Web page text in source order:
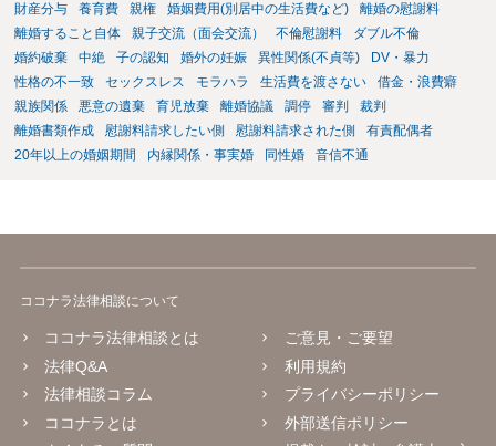
財産分与 養育費 親権 婚姻費用(別居中の生活費など)
離婚の慰謝料
離婚すること自体
親子交流（面会交流） 不倫慰謝料
ダブル不倫
婚約破棄
中絶 子の認知 婚外の妊娠 異性関係(不貞等)
DV・暴力
性格の不一致
セックスレス モラハラ 生活費を渡さない
借金・浪費癖
親族関係
悪意の遺棄 育児放棄 離婚協議 調停 審判
裁判
離婚書類作成
慰謝料請求したい側 慰謝料請求された側
有責配偶者
20年以上の婚姻期間
内縁関係・事実婚 同性婚 音信不通
ココナラ法律相談について
ココナラ法律相談とは
法律Q&A
法律相談コラム
ココナラとは
ご意見・ご要望
利用規約
プライバシーポリシー
外部送信ポリシー